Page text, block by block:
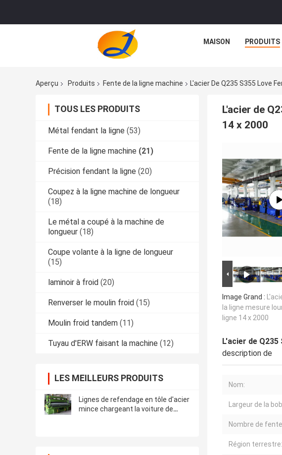
MAISON PRODUITS
Aperçu Produits Fente de la ligne machine L'acier De Q235 S355 Love
TOUS LES PRODUITS
Métal fendant la ligne (53)
Fente de la ligne machine (21)
Précision fendant la ligne (20)
Coupez à la ligne machine de longueur
(18)
Le métal a coupé à la machine de
longueur (18)
Coupe volante à la ligne de longueur
(15)
laminoir à froid (20)
Renverser le moulin froid (15)
Moulin froid tandem (11)
Tuyau d'ERW faisant la machine (12)
LES MEILLEURS PRODUITS
Lignes de refendage en tôle d'acier
mince chargeant la voiture de
L'acier de
14 x 2000
Image Grand :
la ligne mesure
ligne 14 x 2000
L'acier de
description de
Nom:
Largeur de la
Nombre de
Région terrestre: